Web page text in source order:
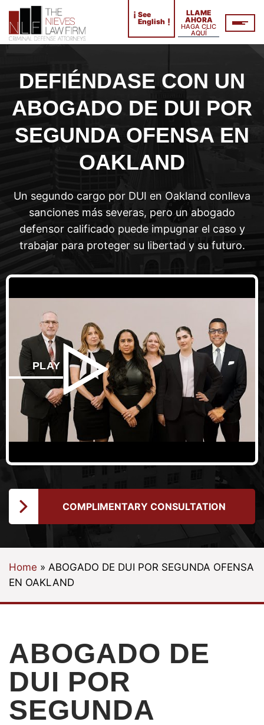
¡ See
English !
LLAME
AHORA
HAGA CLIC
AQUÍ
DEFIÉNDASE CON UN
ABOGADO DE DUI POR
SEGUNDA OFENSA EN
OAKLAND
Un segundo cargo por DUI en Oakland conlleva
sanciones más severas, pero un abogado
defensor calificado puede impugnar el caso y
trabajar para proteger su libertad y su futuro.
PLAY
COMPLIMENTARY CONSULTATION
Home » ABOGADO DE DUI POR SEGUNDA OFENSA
EN OAKLAND
ABOGADO DE
DUI POR
SEGUNDA